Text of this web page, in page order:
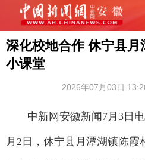
深化校地合作 休宁县
小课堂
2026年07月03日
中新网安徽新闻7月3日电
月2日，休宁县月潭湖镇陈